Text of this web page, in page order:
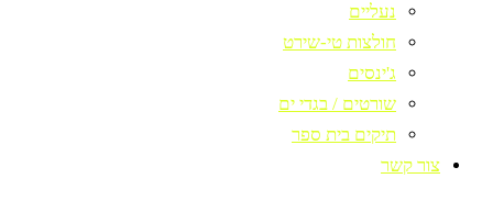
נעליים
חולצות טי-שירט
ג'ינסים
שורטים / בגדי ים
תיקים בית ספר
צור קשר